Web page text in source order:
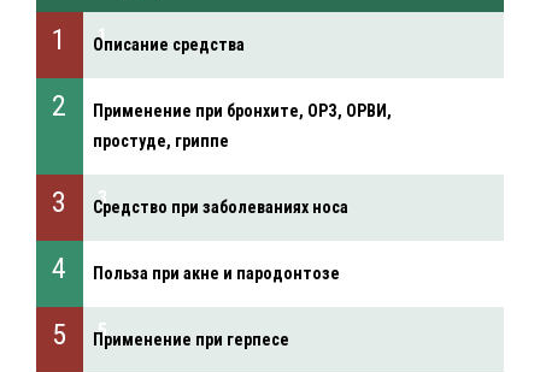
Описание средства
Применение при бронхите, ОРЗ, ОРВИ,
простуде, гриппе
Средство при заболеваниях носа
Польза при акне и пародонтозе
Применение при герпесе